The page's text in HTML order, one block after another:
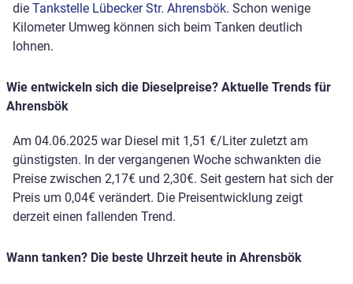
die Tankstelle Lübecker Str. Ahrensbök. Schon wenige
Kilometer Umweg können sich beim Tanken deutlich
lohnen.
Wie entwickeln sich die Dieselpreise? Aktuelle Trends für
Ahrensbök
Am 04.06.2025 war Diesel mit 1,51 €/Liter zuletzt am
günstigsten. In der vergangenen Woche schwankten die
Preise zwischen 2,17€ und 2,30€. Seit gestern hat sich der
Preis um 0,04€ verändert. Die Preisentwicklung zeigt
derzeit einen fallenden Trend.
Wann tanken? Die beste Uhrzeit heute in Ahrensbök